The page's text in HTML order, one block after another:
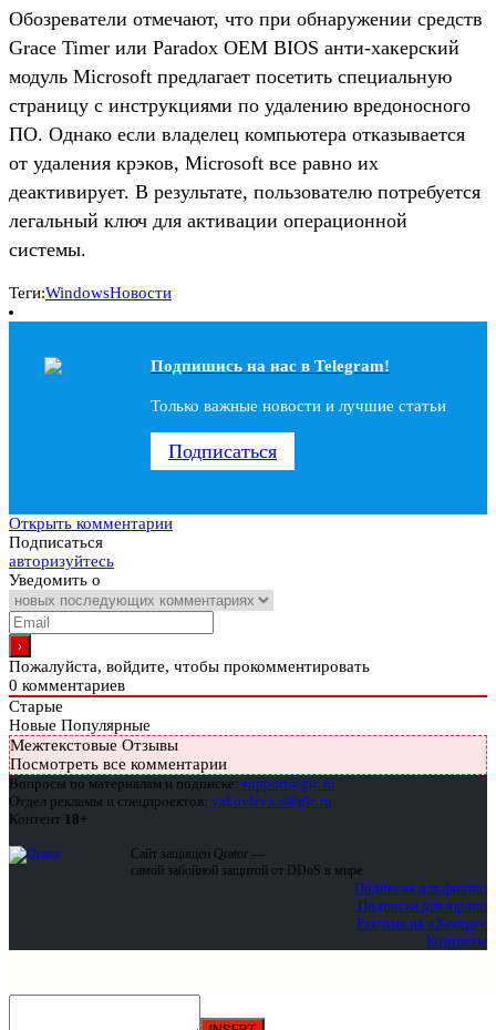
Обозреватели отмечают, что при обнаружении средств
Grace Timer или Paradox OEM BIOS анти-хакерский
модуль Microsoft предлагает посетить специальную
страницу с инструкциями по удалению вредоносного
ПО. Однако если владелец компьютера отказывается
от удаления крэков, Microsoft все равно их
деактивирует. В результате, пользователю потребуется
легальный ключ для активации операционной
системы.
Теги:WindowsНовости
Подпишись на наc в Telegram!
Только важные новости и лучшие статьи
Подписаться
Открыть комментарии
Подписаться
авторизуйтесь
Уведомить о
Пожалуйста, войдите, чтобы прокомментировать
0 комментариев
Старые
Новые Популярные
Межтекстовые Отзывы
Посмотреть все комментарии
Вопросы по материалам и подписке: support@glc.ru
Отдел рекламы и спецпроектов: yakovleva.a@glc.ru
Контент 18+
Сайт защищен Qrator —
самой забойной защитой от DDoS в мире
Подписка для физлиц
Подписка для юрлиц
Реклама на «Хакере»
Контакты